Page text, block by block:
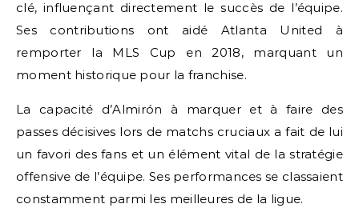
clé, influençant directement le succès de l’équipe.
Ses contributions ont aidé Atlanta United à
remporter la MLS Cup en 2018, marquant un
moment historique pour la franchise.
La capacité d’Almirón à marquer et à faire des
passes décisives lors de matchs cruciaux a fait de lui
un favori des fans et un élément vital de la stratégie
offensive de l’équipe. Ses performances se classaient
constamment parmi les meilleures de la ligue.